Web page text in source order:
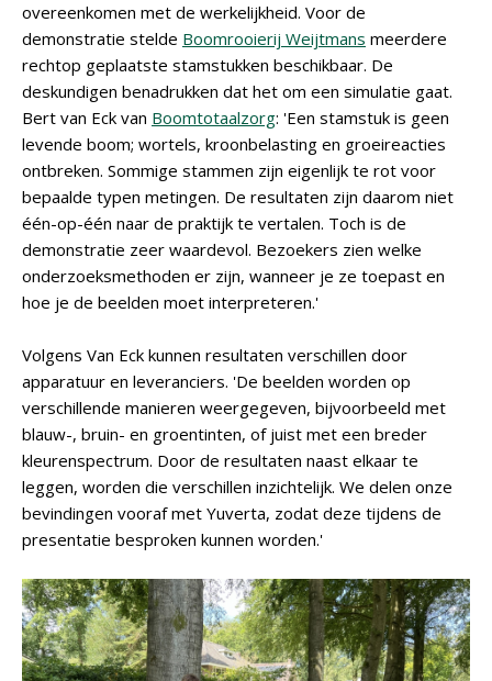
overeenkomen met de werkelijkheid. Voor de
demonstratie stelde Boomrooierij Weijtmans meerdere
rechtop geplaatste stamstukken beschikbaar. De
deskundigen benadrukken dat het om een simulatie gaat.
Bert van Eck van Boomtotaalzorg: 'Een stamstuk is geen
levende boom; wortels, kroonbelasting en groeireacties
ontbreken. Sommige stammen zijn eigenlijk te rot voor
bepaalde typen metingen. De resultaten zijn daarom niet
één-op-één naar de praktijk te vertalen. Toch is de
demonstratie zeer waardevol. Bezoekers zien welke
onderzoeksmethoden er zijn, wanneer je ze toepast en
hoe je de beelden moet interpreteren.'
Volgens Van Eck kunnen resultaten verschillen door
apparatuur en leveranciers. 'De beelden worden op
verschillende manieren weergegeven, bijvoorbeeld met
blauw-, bruin- en groentinten, of juist met een breder
kleurenspectrum. Door de resultaten naast elkaar te
leggen, worden die verschillen inzichtelijk. We delen onze
bevindingen vooraf met Yuverta, zodat deze tijdens de
presentatie besproken kunnen worden.'